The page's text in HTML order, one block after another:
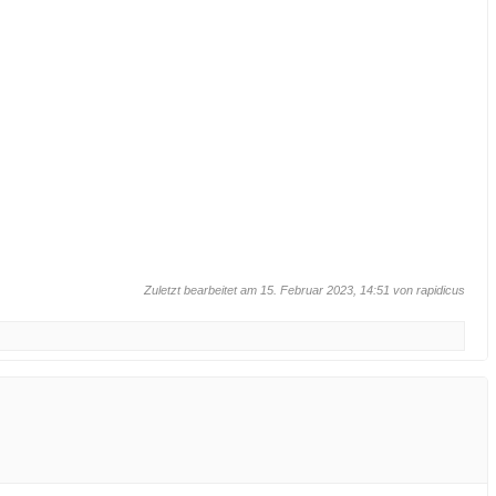
Zuletzt bearbeitet am 15. Februar 2023, 14:51 von rapidicus